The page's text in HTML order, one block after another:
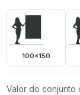
100x150
Valor do conjunto